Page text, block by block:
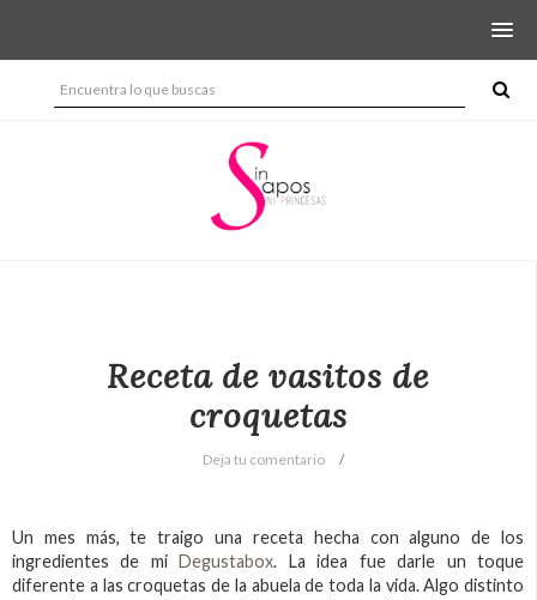
Receta de vasitos de
croquetas
Deja tu comentario
Un mes más, te traigo una receta hecha con alguno de los
ingredientes de miDegustabox. La idea fue darle un toque
diferente a las croquetas de la abuela de toda la vida. Algo distinto